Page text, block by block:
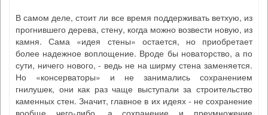
В самом деле, стоит ли все время поддерживать ветхую, из
прогнившего дерева, стену, когда можно возвести новую, из
камня. Сама «идея стены» остается, но приобретает
более надежное воплощение. Вроде бы новаторство, а по
сути, ничего нового, - ведь не на ширму стена заменяется.
Но «консерваторы» и не занимались сохранением
гнилушек, они как раз чаще выступали за строительство
каменных стен. Значит, главное в их идеях - не сохранение
вообще чего-либо, а сохранение и преумножение